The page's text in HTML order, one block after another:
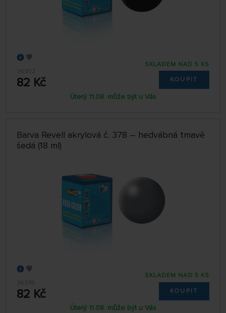
36302
82 Kč
SKLADEM NAD 5 KS
KOUPIT
Úterý 11.08. může být u Vás
Barva Revell akrylová č. 378 – hedvábná tmavě
šedá (18 ml)
36378
82 Kč
SKLADEM NAD 5 KS
KOUPIT
Úterý 11.08. může být u Vás